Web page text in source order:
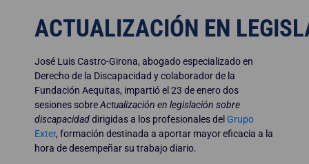
ACTUALIZACIÓN EN
José Luis Castro-Girona, abogado especializado en
Derecho de la Discapacidad y colaborador de la
Fundación Aequitas, impartió el 23 de enero dos
sesiones sobreActualización en legislación sobre
discapacidaddirigidas a los profesionales del Grupo
Exter, formación destinada a aportar mayor eficacia a la
hora de desempeñar su trabajo diario.